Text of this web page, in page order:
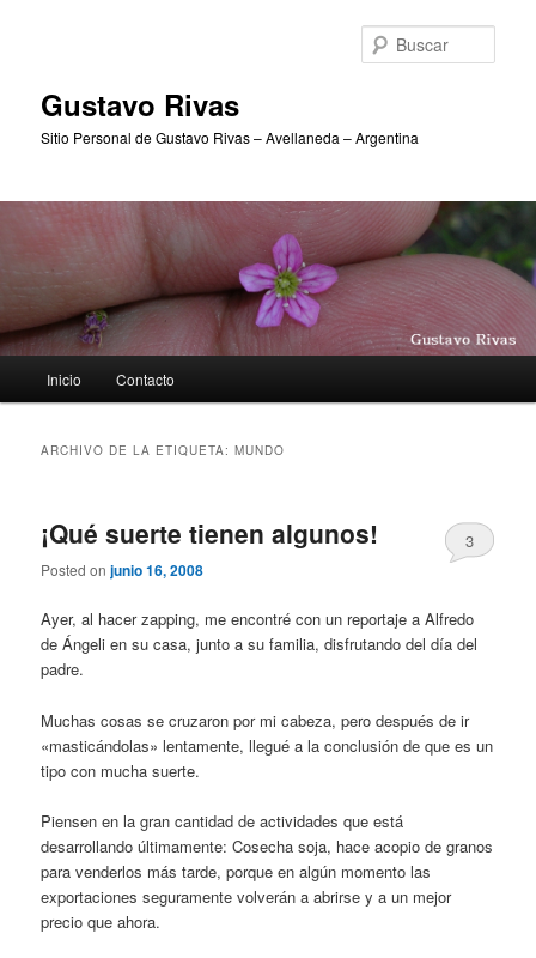
Gustavo Rivas
Sitio Personal de Gustavo Rivas – Avellaneda – Argentina
principal
Inicio Contacto
ARCHIVO DE LA ETIQUETA:MUNDO
¡Qué suerte tienen algunos!
Posted onjunio 16, 2008
3
Ayer, al hacer zapping, me encontré con un reportaje a Alfredo
de Ángeli en su casa, junto a su familia, disfrutando del día del
padre.
Muchas cosas se cruzaron por mi cabeza, pero después de ir
«masticándolas» lentamente, llegué a la conclusión de que es un
tipo con mucha suerte.
Piensen en la gran cantidad de actividades que está
desarrollando últimamente: Cosecha soja, hace acopio de granos
para venderlos más tarde, porque en algún momento las
exportaciones seguramente volverán a abrirse y a un mejor
precio que ahora.